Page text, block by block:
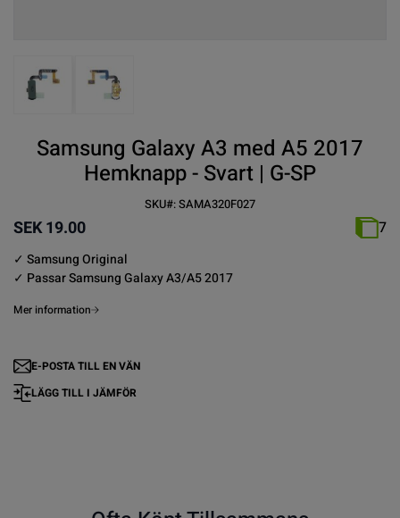
View larger imageView larger image
Samsung Galaxy A3 med A5 2017
Hemknapp - Svart | G-SP
SKU#:SAMA320F027
SEK 19.00 7
✓ SamsungOriginal
✓ PassarSamsung GalaxyA3/A5 2017
Mer information
E-POSTA TILL EN VÄN
LÄGG TILL I JÄMFÖR